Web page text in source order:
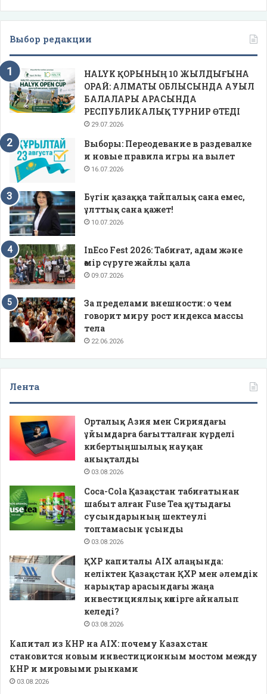
Выбор редакции
HALYK ҚОРЫНЫҢ 10 ЖЫЛДЫҒЫНА
ОРАЙ: АЛМАТЫ ОБЛЫСЫНДА АУЫЛ
БАЛАЛАРЫ АРАСЫНДА
РЕСПУБЛИКАЛЫҚ ТУРНИР ӨТЕДІ
29.07.2026
Выборы: Переодевание в раздевалке
и новые правила игры на вылет
16.07.2026
Бүгін қазаққа тайпалық сана емес,
ұлттық сана қажет!
10.07.2026
InEco Fest 2026: Табиғат, адам және
өмір сүруге жайлы қала
09.07.2026
За пределами внешности: о чем
говорит миру рост индекса массы
тела
22.06.2026
Лента
Орталық Азия мен Сириядағы
ұйымдарға бағытталған күрделі
кибертыңшылық науқан
анықталды
03.08.2026
Coca-Cola Қазақстан табиғатынан
шабыт алған Fuse Tea құтыдағы
сусындарының шектеулі
топтамасын ұсынды
03.08.2026
ҚХР капиталы AIX алаңында:
неліктен Қазақстан ҚХР мен әлемдік
нарықтар арасындағы жаңа
инвестициялық көпірге айналып
келеді?
03.08.2026
Капитал из КНР на AIX: почему Казахстан
становится новым инвестиционным мостом между
КНР и мировыми рынками
03.08.2026